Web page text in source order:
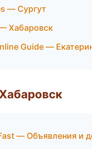
— Сургут
Хабаровск
Guide —
— Объявления и